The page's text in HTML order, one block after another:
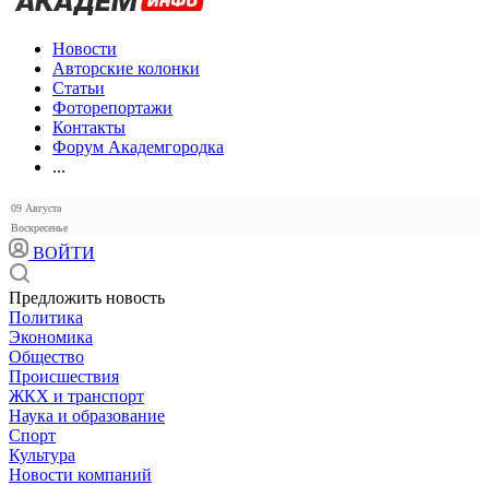
Новости
Авторские колонки
Статьи
Фоторепортажи
Контакты
Форум Академгородка
...
09 Августа
Воскресенье
ВОЙТИ
Предложить новость
Политика
Экономика
Общество
Происшествия
ЖКХ и транспорт
Наука и образование
Спорт
Культура
Новости компаний